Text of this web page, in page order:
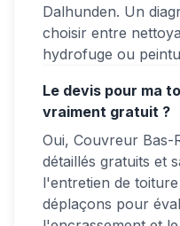
Dalhunden. Un
choisir entre
hydrofuge ou
Le devis pour ma
vraiment gratuit ?
Oui, Couvreur Bas-
détaillés gratuits et
l'entretien de
déplaçons pour